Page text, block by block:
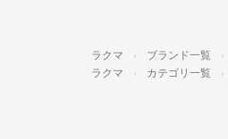
ラクマ ブランド一覧
ラクマ カテゴリ一覧